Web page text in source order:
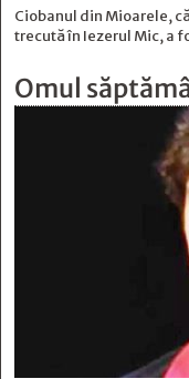
Ciobanul din Mioarele,
trecută în Iezerul Mic, a
Omul